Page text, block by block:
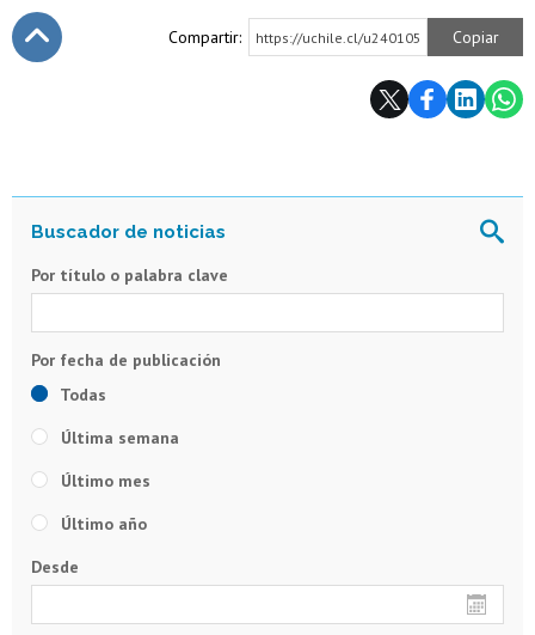
Compartir: https://uchile.cl/u240105 Copiar
Por título o palabra clave
Todas
Última semana
Último mes
Último año
Desde